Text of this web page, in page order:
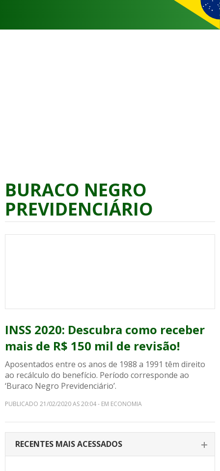
BURACO NEGRO
PREVIDENCIÁRIO
INSS 2020: Descubra como receber
mais de R$ 150 mil de revisão!
Aposentados entre os anos de 1988 a 1991 têm direito
ao recálculo do benefício. Período corresponde ao
‘Buraco Negro Previdenciário’.
PUBLICADO 21/02/2020 AS 20:04 - EM ECONOMIA
RECENTES MAIS ACESSADOS